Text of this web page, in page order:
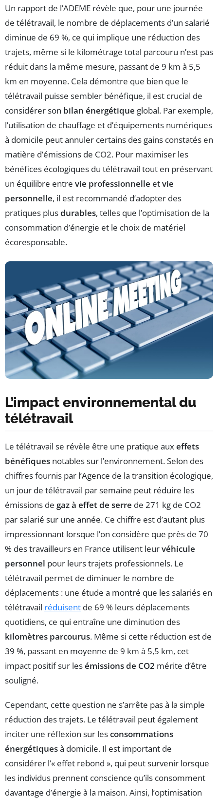
Un rapport de l’ADEME révèle que, pour une journée
de télétravail, le nombre de déplacements d’un salarié
diminue de 69 %, ce qui implique une réduction des
trajets, même si le kilométrage total parcouru n’est pas
réduit dans la même mesure, passant de 9 km à 5,5
km en moyenne. Cela démontre que bien que le
télétravail puisse sembler bénéfique, il est crucial de
considérer son bilan énergétique global. Par exemple,
l’utilisation de chauffage et d’équipements numériques
à domicile peut annuler certains des gains constatés en
matière d’émissions de CO2. Pour maximiser les
bénéfices écologiques du télétravail tout en préservant
un équilibre entre vie professionnelle etvie
personnelle, il est recommandé d’adopter des
pratiques plusdurables, telles que l’optimisation de la
consommation d’énergie et le choix de matériel
écoresponsable.
L’impact environnemental du
télétravail
Le télétravail se révèle être une pratique auxeffets
bénéfiques notables sur l’environnement. Selon des
chiffres fournis par l’Agence de la transition écologique,
un jour de télétravail par semaine peut réduire les
émissions de gaz à effet de serre de 271 kg de CO2
par salarié sur une année. Ce chiffre est d’autant plus
impressionnant lorsque l’on considère que près de 70
% des travailleurs en France utilisent leurvéhicule
personnel pour leurs trajets professionnels. Le
télétravail permet de diminuer le nombre de
déplacements : une étude a montré que les salariés en
télétravail réduisent de 69 % leurs déplacements
quotidiens, ce qui entraîne une diminution des
kilomètres parcourus. Même si cette réduction est de
39 %, passant en moyenne de 9 km à 5,5 km, cet
impact positif sur lesémissions de CO2 mérite d’être
souligné.
Cependant, cette question ne s’arrête pas à la simple
réduction des trajets. Le télétravail peut également
inciter une réflexion sur lesconsommations
énergétiquesà domicile. Il est important de
considérer l’« effet rebond », qui peut survenir lorsque
les individus prennent conscience qu’ils consomment
davantage d’énergie à la maison. Ainsi, l’optimisation